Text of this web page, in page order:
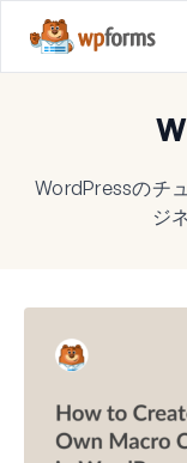
WordPressのチ
ジ